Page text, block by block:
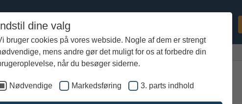
dine valg
bruger cookies på vores webside. Nogle af dem er strengt
mens andre gør det muligt for os at forbedre din
når du besøger siderne.
Nødvendige Markedsføring 3. parts indhold
i Vest Skotland Colonsay Vikingegrave
vikingegrave